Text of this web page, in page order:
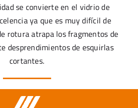
se convierte en el vidrio de
ya que es muy difícil de
rotura atrapa los fragmentos de
desprendimientos de esquirlas
cortantes.